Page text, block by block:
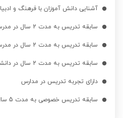
آشنایی دانش آموزان با فرهنگ و
سابقه تدریس به مدت 2 سال در مدرسه قلم سفید
سابقه تدریس به مدت 2 سال در مدرسه اقتصاد
سابقه تدریس به مدت 2 سال در دانشگاه اصفهان -دانشکده ادبیات
دارای تجربه تدریس در مدارس
سابقه تدریس خصوصی به مدت 5 سال